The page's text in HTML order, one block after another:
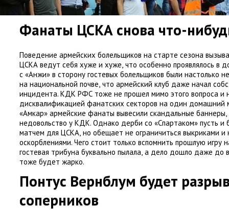
Фанаты ЦСКА снова что-
Поведение армейских болельщиков на старте сезона
ЦСКА ведут себя хуже и хуже, что особенно проявлялось в
с «Анжи» в сторону гостевых болельщиков были настолько
на национальной почве, что армейский клуб даже начал
инцидента. КДК РФС тоже не прошел мимо этого вопроса и
дисквалификацией фанатских секторов на один домашний
«Амкар» армейские фанаты вывесили скандальные баннеры,
недовольство у КДК. Однако дерби со «Спартаком» пусть и
матчем для ЦСКА, но обещает не ограничиться выкриками и
оскорблениями. Чего стоит только вспомнить прошлую игру
гостевая трибуна буквально пылала, а дело дошло даже до
тоже будет жарко.
Понтус Вернблум будет
соперников